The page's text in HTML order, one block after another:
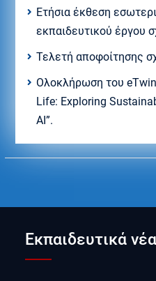
Ετήσια έκθεση
εκπαιδευτικού έργου
Τελετή αποφοίτησης
Ολοκλήρωση του
Life: Exploring
AI”.
Εκπαιδευτικά νέα